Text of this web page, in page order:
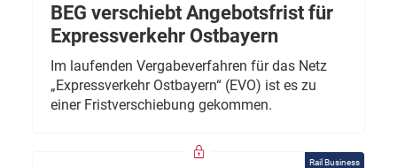
BEG verschiebt Angebotsfrist für
Expressverkehr Ostbayern
Im laufenden Vergabeverfahren für das Netz
„Expressverkehr Ostbayern“ (EVO) ist es zu
einer Fristverschiebung gekommen.
Rail Business